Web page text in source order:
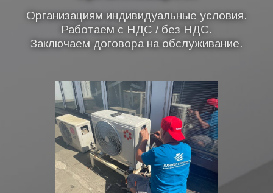
Организациям индивидуальные условия.
Работаем с НДС / без НДС.
Заключаем договора на обслуживание.